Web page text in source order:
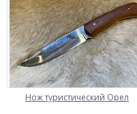
Нож туристический Орел